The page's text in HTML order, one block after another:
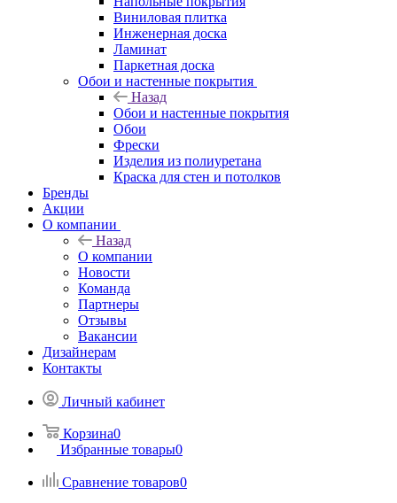
Виниловая плитка
Инженерная доска
Ламинат
Паркетная доска
Обои и настенные покрытия
Назад
Обои и настенные покрытия
Обои
Фрески
Изделия из полиуретана
Краска для стен и потолков
Бренды
Акции
О компании
Назад
О компании
Новости
Команда
Партнеры
Отзывы
Вакансии
Дизайнерам
Контакты
Личный кабинет
Корзина0
Избранные товары0
Сравнение товаров0